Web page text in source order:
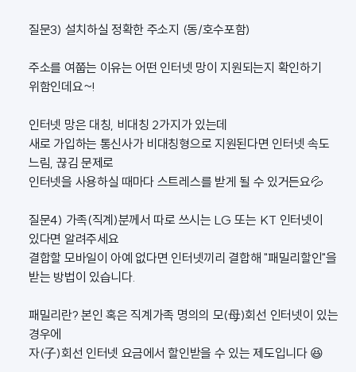
질문3) 설치하실 정확한 주소지 (동/호수포함)
주소를 여쭙는 이유는 어떤 인터넷 망이 지원되는지 확인하기
위함인데요~!
인터넷 망은 대칭, 비대칭 2가지가 있는데
새로 가입하는 통신사가 비대칭형으로 지원된다면 인터넷 속도
느림, 끊김 문제로
인터넷을 사용하실 때마다 스트레스를 받게 될 수 있거든요💦
질문4) 가족(직계)분께서 따로 쓰시는 LG 또는 KT 인터넷이
있다면 알려주세요
결합할 모바일이 아예 없다면 인터넷끼리 결합해 "패밀리할인"을
받는 방법이 있습니다.
패밀리란? 본인 혹은 직계가족 명의의 모(母)회선 인터넷이 있는
경우에
자(子)회선 인터넷 요금에서 할인받을 수 있는 제도입니다 😆